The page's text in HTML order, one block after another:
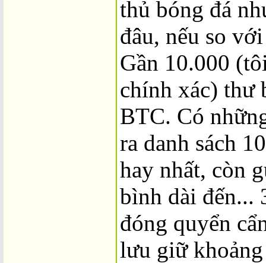
thủ bóng đá
đâu, nếu so
Gần 10.000
chính xác) thư
BTC. Có
ra danh sách
hay nhất, còn
bình dài đến...
đóng quyển
lưu giữ